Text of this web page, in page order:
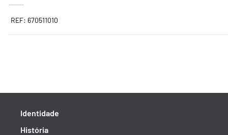
REF: 670511010
Identidade
História